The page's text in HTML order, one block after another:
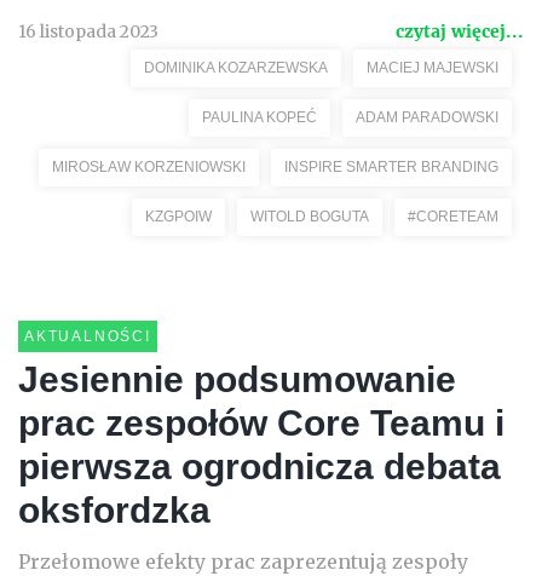
16 listopada 2023 czytaj więcej...
DOMINIKA KOZARZEWSKA MACIEJ MAJEWSKI
PAULINA KOPEĆ ADAM PARADOWSKI
MIROSŁAW KORZENIOWSKI INSPIRE SMARTER BRANDING
KZGPOIW WITOLD BOGUTA #CORETEAM
AKTUALNOŚCI
Jesiennie podsumowanie
prac zespołów Core Teamu i
pierwsza ogrodnicza debata
oksfordzka
Przełomowe efekty prac zaprezentują zespoły